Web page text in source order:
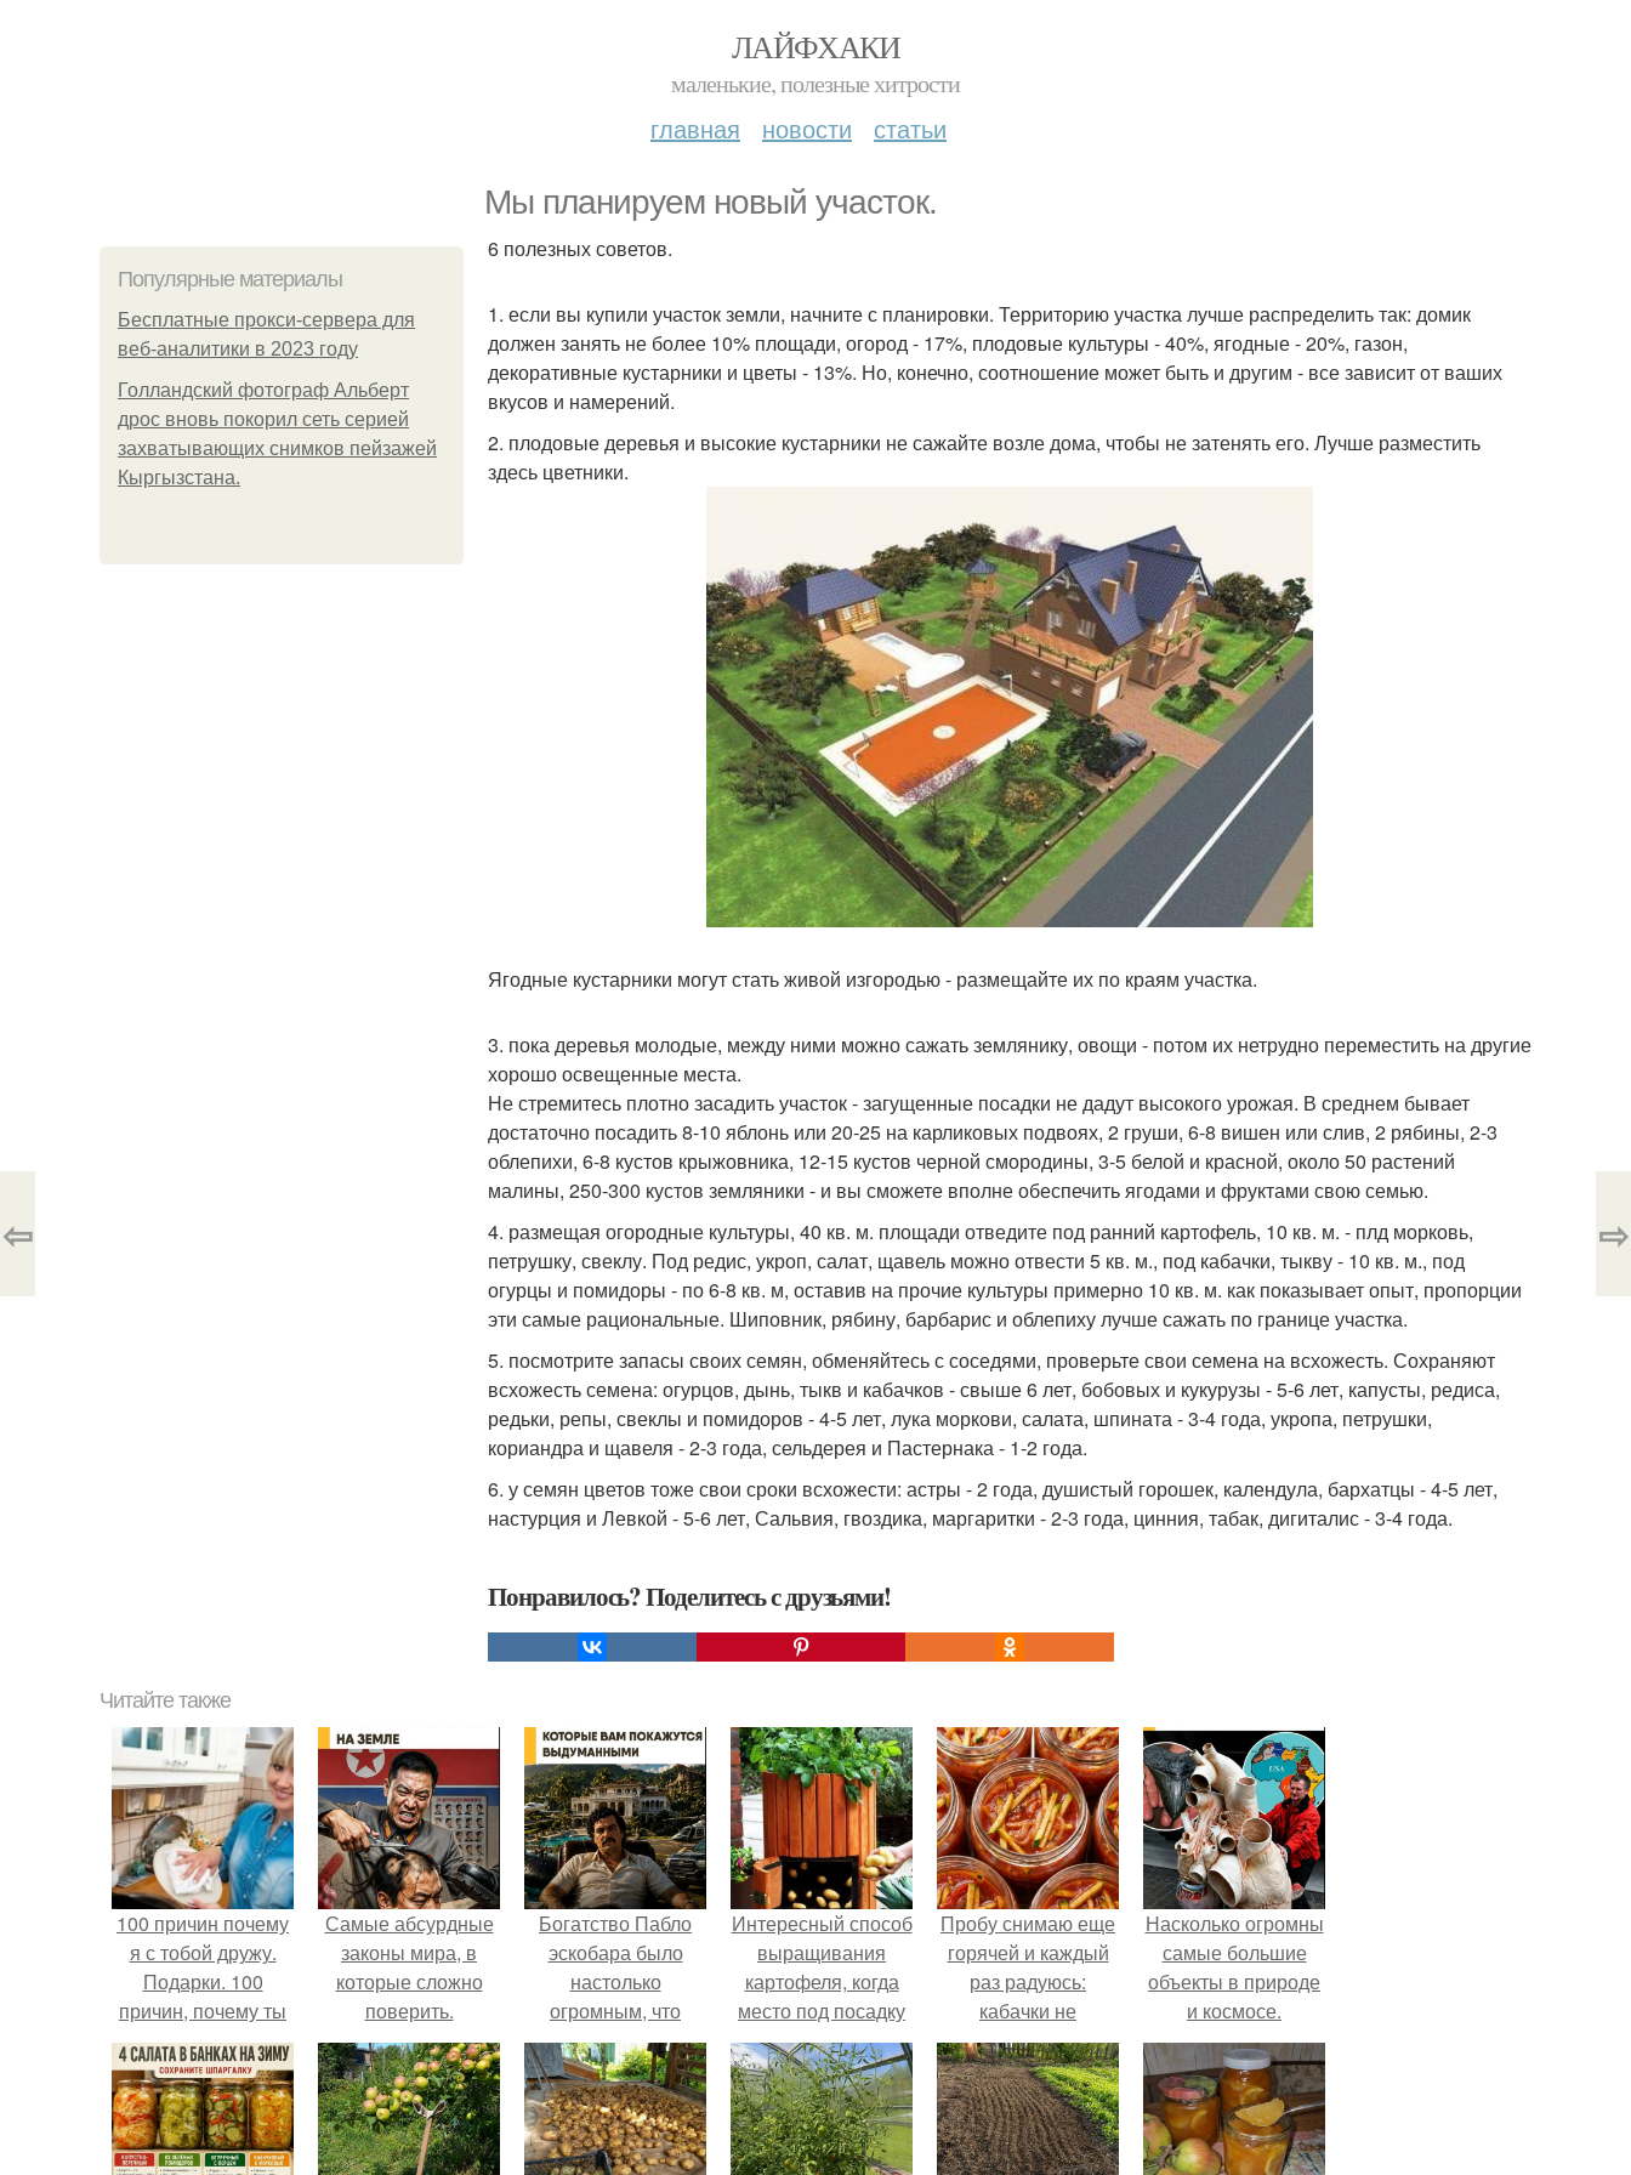
ЛАЙФХАКИ
маленькие, полезные хитрости
главная новости статьи
Мы планируем новый участок.
Популярные материалы
Бесплатные прокси-сервера для
веб-аналитики в 2023 году
Голландский фотограф Альберт
дрос вновь покорил сеть серией
захватывающих снимков пейзажей
Кыргызстана.
6 полезных советов.
1. если вы купили участок земли, начните с планировки. Территорию участка лучше распределить так: домик
должен занять не более 10% площади, огород - 17%, плодовые культуры - 40%, ягодные - 20%, газон,
декоративные кустарники и цветы - 13%. Но, конечно, соотношение может быть и другим - все зависит от ваших
вкусов и намерений.
2. плодовые деревья и высокие кустарники не сажайте возле дома, чтобы не затенять его. Лучше разместить
здесь цветники.
Ягодные кустарники могут стать живой изгородью - размещайте их по краям участка.
3. пока деревья молодые, между ними можно сажать землянику, овощи - потом их нетрудно переместить на другие
хорошо освещенные места.
Не стремитесь плотно засадить участок - загущенные посадки не дадут высокого урожая. В среднем бывает
достаточно посадить 8-10 яблонь или 20-25 на карликовых подвоях, 2 груши, 6-8 вишен или слив, 2 рябины, 2-3
облепихи, 6-8 кустов крыжовника, 12-15 кустов черной смородины, 3-5 белой и красной, около 50 растений
малины, 250-300 кустов земляники - и вы сможете вполне обеспечить ягодами и фруктами свою семью.
4. размещая огородные культуры, 40 кв. м. площади отведите под ранний картофель, 10 кв. м. - плд морковь,
петрушку, свеклу. Под редис, укроп, салат, щавель можно отвести 5 кв. м., под кабачки, тыкву - 10 кв. м., под
огурцы и помидоры - по 6-8 кв. м, оставив на прочие культуры примерно 10 кв. м. как показывает опыт, пропорции
эти самые рациональные. Шиповник, рябину, барбарис и облепиху лучше сажать по границе участка.
5. посмотрите запасы своих семян, обменяйтесь с соседями, проверьте свои семена на всхожесть. Сохраняют
всхожесть семена: огурцов, дынь, тыкв и кабачков - свыше 6 лет, бобовых и кукурузы - 5-6 лет, капусты, редиса,
редьки, репы, свеклы и помидоров - 4-5 лет, лука моркови, салата, шпината - 3-4 года, укропа, петрушки,
кориандра и щавеля - 2-3 года, сельдерея и Пастернака - 1-2 года.
6. у семян цветов тоже свои сроки всхожести: астры - 2 года, душистый горошек, календула, бархатцы - 4-5 лет,
настурция и Левкой - 5-6 лет, Сальвия, гвоздика, маргаритки - 2-3 года, цинния, табак, дигиталис - 3-4 года.
Понравилось? Поделитесь с друзьями!
⇦ ⇨
Читайте также
100 причин почему
я с тобой дружу.
Подарки. 100
причин, почему ты
моя лучшая
подруга.
Самые абсурдные
законы мира, в
которые сложно
поверить.
Богатство Пабло
эскобара было
настолько
огромным, что
многие истории о
нём звучат как
вымысел.
Интересный способ
выращивания
картофеля, когда
место под посадку
ограничено.
Пробу снимаю еще
горячей и каждый
раз радуюсь:
кабачки не
развариваются, а
соус получается
густым и
пикантным.
Насколько огромны
самые большие
объекты в природе
и космосе.